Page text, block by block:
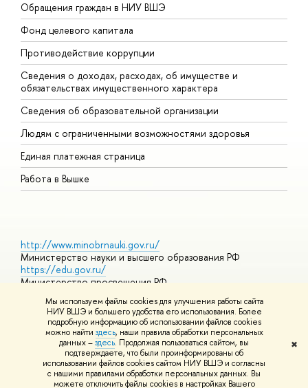
Мы используем файлы cookies для улучшения работы сайта
НИУ ВШЭ и большего удобства его использования. Более
подробную информацию об использовании файлов cookies
можно найти здесь, наши правила обработки персональных
данных –здесь. Продолжая пользоваться сайтом, вы
подтверждаете, что были проинформированы об
использовании файлов cookies сайтом НИУ ВШЭ и согласны
с нашими правилами обработки персональных данных. Вы
можете отключить файлы cookies в настройках Вашего
✖
Обращения граждан в НИУ ВШЭ
Фонд целевого капитала
Противодействие коррупции
Сведения о доходах, расходах, об имуществе и
обязательствах имущественного характера
Сведения об образовательной организации
Людям с ограниченными возможностями здоровья
Единая платежная страница
Работа в Вышке
http://www.minobrnauki.gov.ru/
Министерство науки и высшего образования РФ
https://edu.gov.ru/
Министерство просвещения РФ
https://elearning.hse.ru/mooc
Массовые открытые онлайн-курсы
© НИУ ВШЭ 1993–2026 Адреса и контактыУсловия
использования материалов Политика конфиденциальности
Шрифты HSE Sans и HSE Slab разработаны вШколе дизайна НИУ